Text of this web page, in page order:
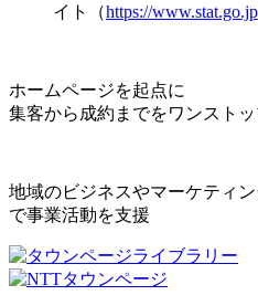
イト（https://www.stat.go.jp
ホームページを起点に
集客から成約までをワンスト
地域のビジネスやマーケティ
で事業活動を支援